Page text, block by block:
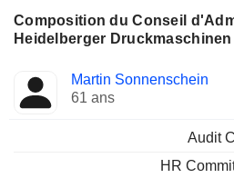
Composition du Conseil
Heidelberger Druckmaschinen
Administrateur Comités
Martin Sonnenschein
61 ans
Audit
HR